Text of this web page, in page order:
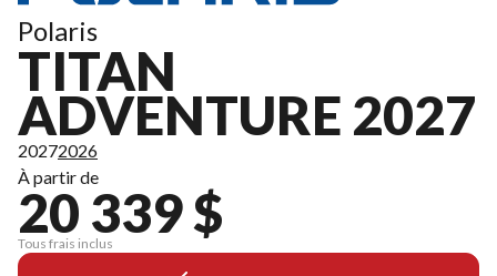
Polaris
TITAN
ADVENTURE 2027
20272026
À partir de
20 339 $
Tous frais inclus